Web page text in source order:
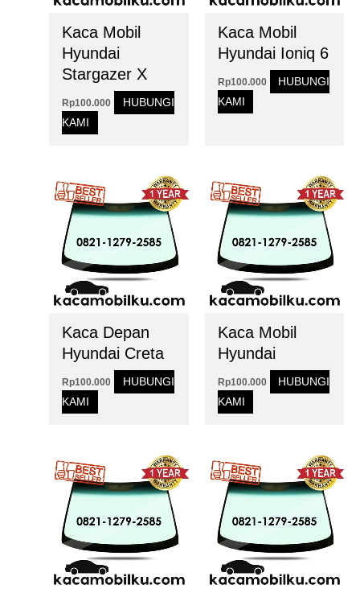
Kaca Mobil
Hyundai
Stargazer X
Rp100.000
HUBUNGI
KAMI
Kaca Mobil
Hyundai Ioniq 6
Rp100.000
HUBUNGI
KAMI
Kaca Depan
Hyundai Creta
Rp100.000
HUBUNGI
KAMI
Kaca Mobil
Hyundai
Rp100.000
HUBUNGI
KAMI